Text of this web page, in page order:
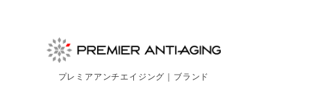
プレミアアンチエイジング｜ブランド